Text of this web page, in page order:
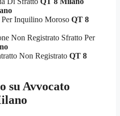
Inquilino Moroso QT 8
Non Registrato Sfratto Per
Non Registrato QT 8
su Avvocato